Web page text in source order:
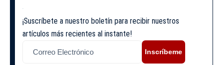
¡Suscríbete a nuestro boletín para recibir nuestros
artículos más recientes al instante!
Inscríbeme